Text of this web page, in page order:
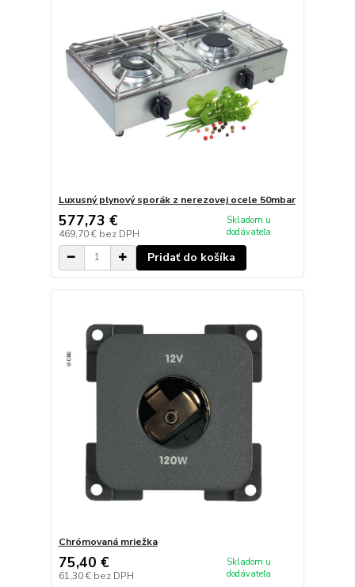
Luxusný plynový sporák z nerezovej ocele 50mbar
577,73 €
469,70 € bez DPH
Skladom u
dodávateľa
Pridať do košíka
Chrómovaná mriežka
75,40 €
61,30 € bez DPH
Skladom u
dodávateľa